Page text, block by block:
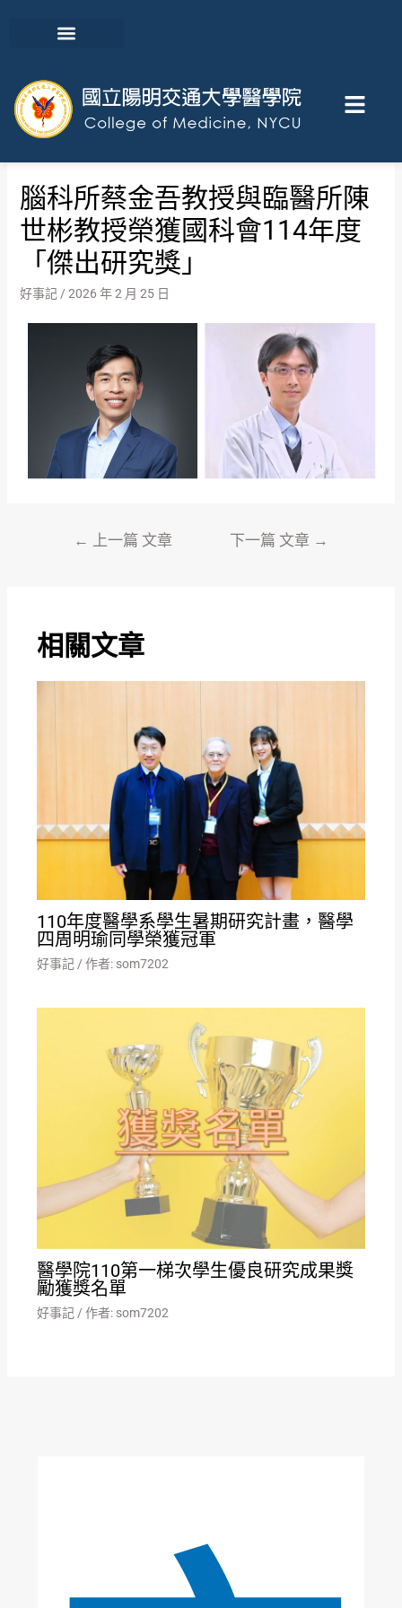
腦科所蔡金吾教授與臨醫所陳
世彬教授榮獲國科會114年度
「傑出研究獎」
好事記 / 2026 年 2 月 25 日
← 上一篇 文章 下一篇 文章 →
相關文章
110年度醫學系學生暑期研究計畫，醫學
四周明瑜同學榮獲冠軍
好事記 / 作者: som7202
醫學院110第一梯次學生優良研究成果獎
勵獲獎名單
好事記/ 作者: som7202